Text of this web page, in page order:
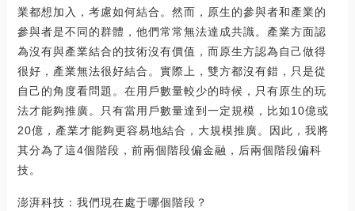
業都想加入，考慮如何結合。然而，原生的參與者和產業的
參與者是不同的群體，他們常常無法達成共識。產業方面認
為沒有與產業結合的技術沒有價值，而原生方認為自己做得
很好，產業無法很好結合。實際上，雙方都沒有錯，只是從
自己的角度看問題。在用戶數量較少的時候，只有原生的玩
法才能夠推廣。只有當用戶數量達到一定規模，比如10億或
20億，產業才能夠更容易地結合，大規模推廣。因此，我將
其分為了這4個階段，前兩個階段偏金融，后兩個階段偏科
技。
澎湃科技：我們現在處于哪個階段？